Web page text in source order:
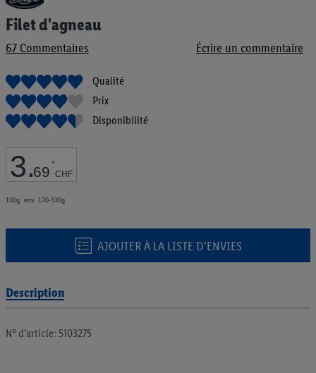
Filet d'agneau
67 Commentaires Écrire un commentaire
Qualité
Prix
Disponibilité
3.69 *
CHF
100g, env. 170-530g
AJOUTER À LA LISTE D’ENVIES
au
début
la
d’images
Description
N° d’article: 5103275